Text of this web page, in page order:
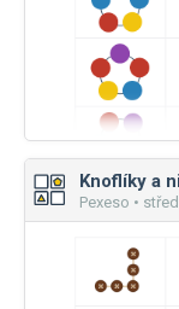
Knoflíky a
Pexeso •